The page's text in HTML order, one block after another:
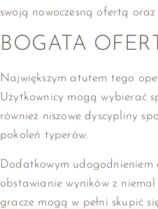
swoją nowoczesną ofertą
BOGATA
Największym atutem tego
Użytkownicy mogą wybierać
również niszowe dyscypliny
pokoleń typerów.
Dodatkowym
obstawianie wyników z
gracze mogą w pełni skupić